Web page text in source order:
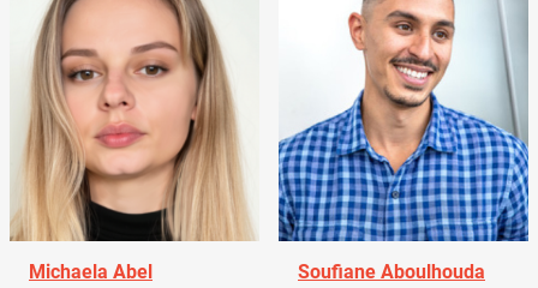
Michaela Abel
Soufiane Aboulhouda